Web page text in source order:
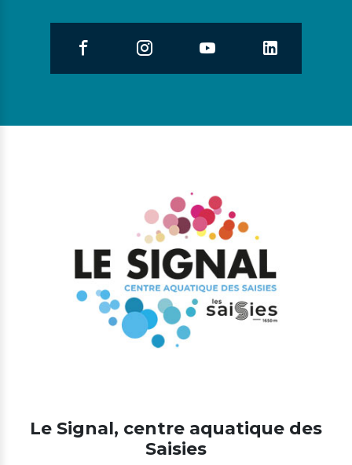
Le Signal, centre aquatique des
Saisies